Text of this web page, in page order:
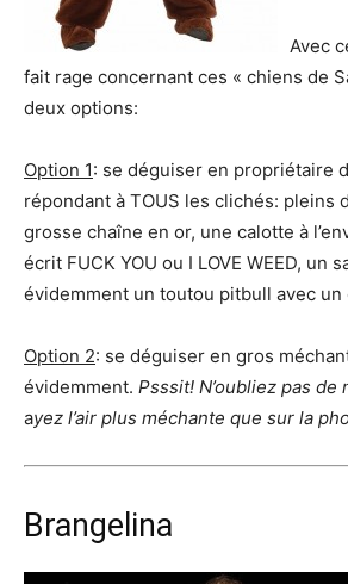
Avec
fait rage concernant ces « chiens de
deux options:
Option 1: se déguiser en propriétaire
répondant à TOUS les clichés: pleins
grosse chaîne en or, une calotte à
écrit FUCK YOU ou I LOVE WEED, un
évidemment un toutou pitbull avec
Option 2: se déguiser en gros
évidemment. Psssit! N’oubliez pas
ayez l’air plus méchante que sur la
Brangelina